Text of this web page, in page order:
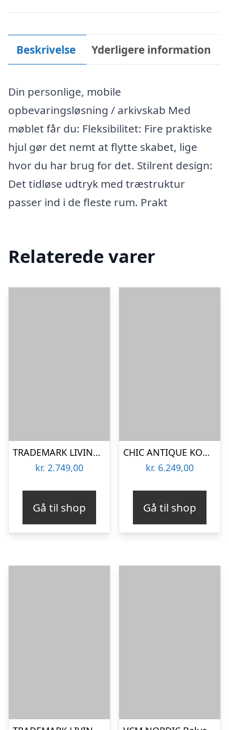
Beskrivelse Yderligere information
Din personlige, mobile
opbevaringsløsning / arkivskab Med
møblet får du: Fleksibilitet: Fire praktiske
hjul gør det nemt at flytte skabet, lige
hvor du har brug for det. Stilrent design:
Det tidløse udtryk med træstruktur
passer ind i de fleste rum. Prakt
Relaterede varer
TRADEMARK LIVING SAGA KOMMODE M/ 4 SKUFFER – 105
kr. 2.749,00
Gå til shop
CHIC ANTIQUE KOMMODE M/LÅGER/2 SKUFFER ANTIQUE OPAL – 153
kr. 6.249,00
Gå til shop